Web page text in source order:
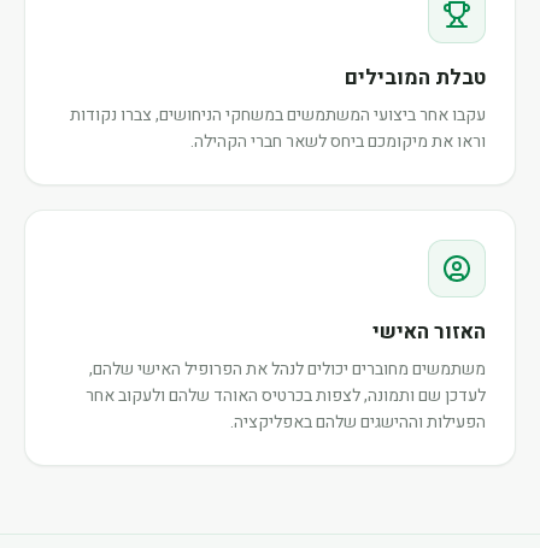
טבלת המובילים
עקבו אחר ביצועי המשתמשים במשחקי הניחושים, צברו נקודות
וראו את מיקומכם ביחס לשאר חברי הקהילה.
האזור האישי
משתמשים מחוברים יכולים לנהל את הפרופיל האישי שלהם,
לעדכן שם ותמונה, לצפות בכרטיס האוהד שלהם ולעקוב אחר
הפעילות וההישגים שלהם באפליקציה.